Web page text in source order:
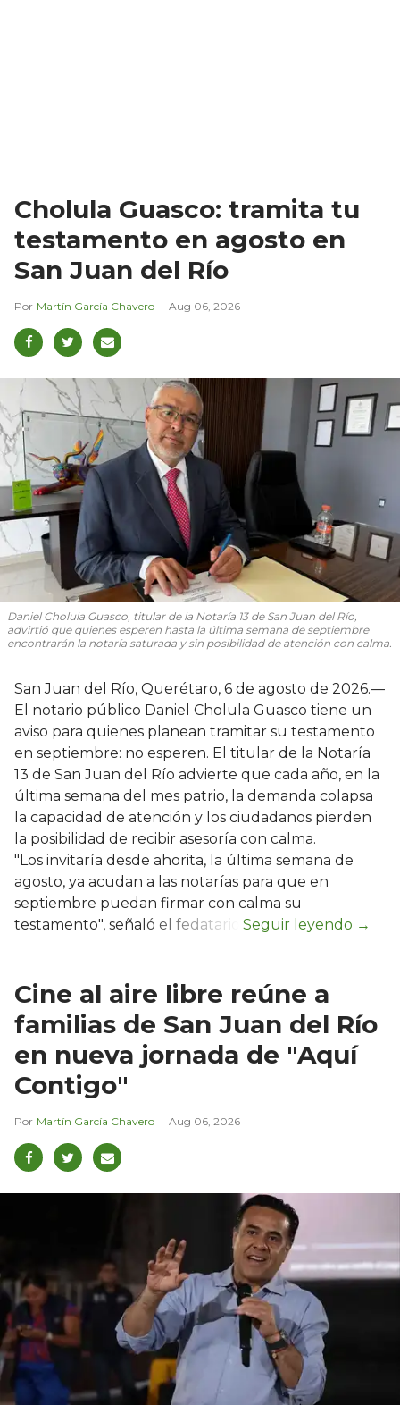
Cholula Guasco: tramita tu
testamento en agosto en
San Juan del Río
Martín García Chavero Aug 06, 2026
Daniel Cholula Guasco, titular de la Notaría 13 de San Juan del Río,
advirtió que quienes esperen hasta la última semana de septiembre
encontrarán la notaría saturada y sin posibilidad de atención con calma.
San Juan del Río, Querétaro, 6 de agosto de 2026.—
El notario público Daniel Cholula Guasco tiene un
aviso para quienes planean tramitar su testamento
en septiembre: no esperen. El titular de la Notaría
13 de San Juan del Río advierte que cada año, en la
última semana del mes patrio, la demanda colapsa
la capacidad de atención y los ciudadanos pierden
la posibilidad de recibir asesoría con calma.
"Los invitaría desde ahorita, la última semana de
agosto, ya acudan a las notarías para que en
septiembre puedan firmar con calma su
testamento", señaló el fedatario.
Cine al aire libre reúne a
familias de San Juan del Río
en nueva jornada de "Aquí
Contigo"
Martín García Chavero Aug 06, 2026